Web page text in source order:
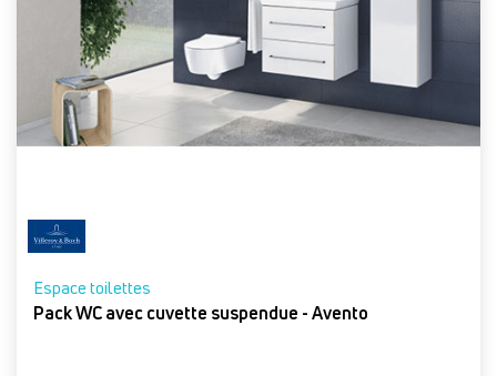
Espace toilettes
Pack WC avec cuvette suspendue - Avento